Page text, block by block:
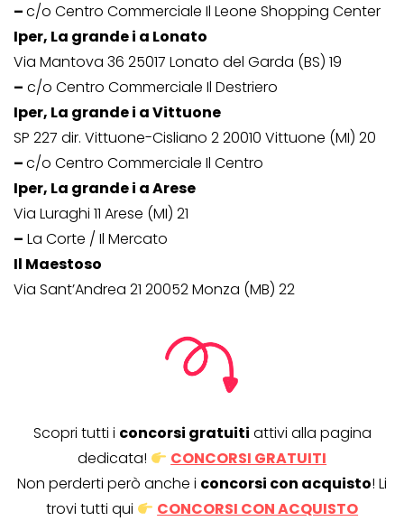
–c/o Centro Commerciale Il Leone Shopping Center
Iper, La grande i a Lonato
Via Mantova 36 25017 Lonato del Garda (BS) 19
– c/o Centro Commerciale Il Destriero
Iper, La grande i a Vittuone
SP 227 dir. Vittuone-Cisliano 2 20010 Vittuone (MI) 20
–c/o Centro Commerciale Il Centro
Iper, La grande i a Arese
Via Luraghi 11 Arese (MI) 21
– La Corte / Il Mercato
Il Maestoso
Via Sant’Andrea 21 20052 Monza (MB) 22
Scopri tutti i concorsi gratuiti attivi alla pagina
dedicata!
CONCORSI GRATUITI
Non perderti però anche i concorsi con acquisto! Li
trovi tutti qui
CONCORSI CON ACQUISTO